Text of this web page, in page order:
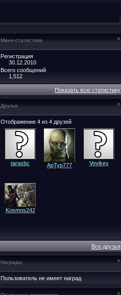
Мини-статистика
Регистрация
30.12.2010
Всего сообщений
1,512
Показать всю статистику
Друзья
Отображение 4 из 4 друзей
tarasbc ApTyp777 Vovikey
Kosmos242
Все друзья
Награды
Пользователь не имеет наград